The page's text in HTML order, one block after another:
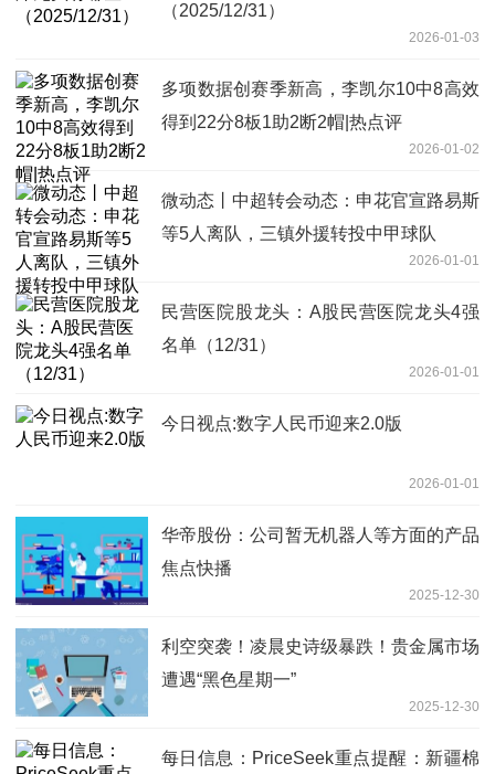
（2025/12/31）
2026-01-03
多项数据创赛季新高，李凯尔10中8高效
得到22分8板1助2断2帽|热点评
2026-01-02
微动态丨中超转会动态：申花官宣路易斯
等5人离队，三镇外援转投中甲球队
2026-01-01
民营医院股龙头：A股民营医院龙头4强
名单（12/31）
2026-01-01
今日视点:数字人民币迎来2.0版
2026-01-01
华帝股份：公司暂无机器人等方面的产品
焦点快播
2025-12-30
利空突袭！凌晨史诗级暴跌！贵金属市场
遭遇“黑色星期一”
2025-12-30
每日信息：PriceSeek重点提醒：新疆棉